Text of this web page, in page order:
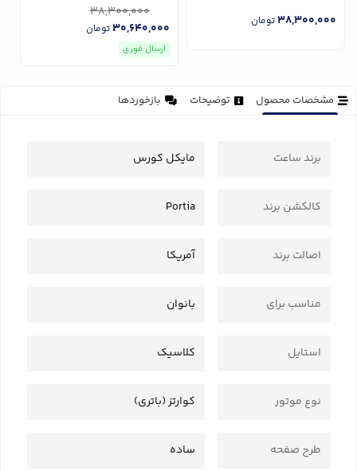
38,300,000تومان
38,300,000
30,640,000تومان
ارسال فوری
مشخصات محصول توضیحات بازخوردها
برند ساعت مایکل کورس
کالکشن برند Portia
اصالت برند آمریکا
مناسب برای بانوان
استایل کلاسیک
نوع موتور کوارتز (باتری)
طرح صفحه ساده